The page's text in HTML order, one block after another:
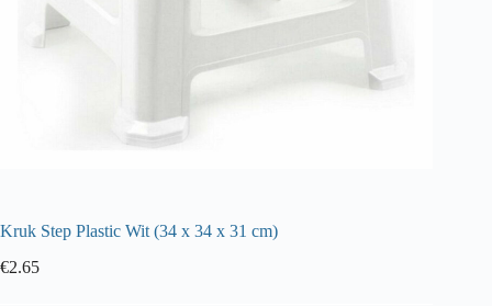
Kruk Step Plastic Wit (34 x 34 x 31 cm)
€2.65